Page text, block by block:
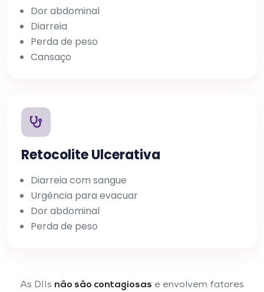
Dor abdominal
Diarreia
Perda de peso
Cansaço
Retocolite Ulcerativa
Diarreia com sangue
Urgência para evacuar
Dor abdominal
Perda de peso
As DIIs não são contagiosas e envolvem fatores